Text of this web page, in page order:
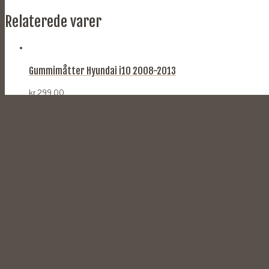
Relaterede varer
Gummimåtter Hyundai i10 2008-2013
kr.299,00